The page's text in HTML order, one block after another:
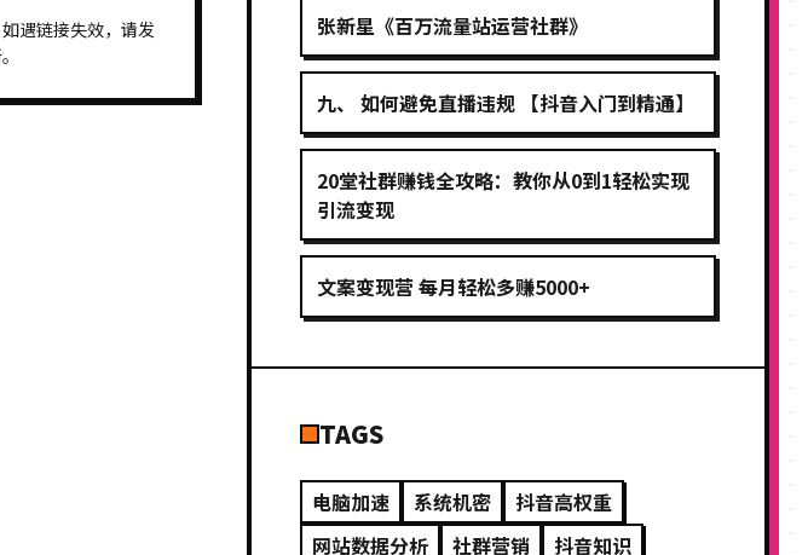
遇链接失效，请发
张新星《百万流量站运营社群》
九、 如何避免直播违规 【抖音入门到精通】
20堂社群赚钱全攻略：教你从0到1轻松实现
引流变现
文案变现营 每月轻松多赚5000+
TAGS
电脑加速 系统机密
抖音高权重
网站数据分析
社群营销
抖音知识